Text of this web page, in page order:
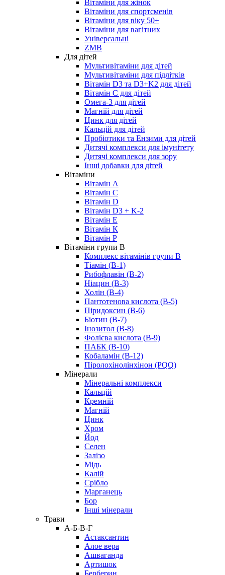
Вітаміни для жінок
Вітаміни для спортсменів
Вітаміни для віку 50+
Вітаміни для вагітних
Універсальні
ZMB
Для дітей
Мультивітаміни для дітей
Мультивітаміни для підлітків
Вітамін D3 та D3+K2 для дітей
Вітамін С для дітей
Омега-3 для дітей
Магній для дітей
Цинк для дітей
Кальцій для дітей
Пробіотики та Ензими для дітей
Дитячі комплекси для імунітету
Дитячі комплекси для зору
Інші добавки для дітей
Вітаміни
Вітамін А
Вітамін С
Вітамін D
Вітамін D3 + K-2
Вітамін Е
Вітамін К
Вітамін P
Вітаміни групи B
Комплекс вітамінів групи В
Тіамін (B-1)
Рибофлавін (В-2)
Ніацин (B-3)
Холін (В-4)
Пантотенова кислота (B-5)
Піридоксин (B-6)
Біотин (B-7)
Інозитол (B-8)
Фолієва кислота (B-9)
ПАБК (В-10)
Кобаламін (B-12)
Піролохінолінхінон (PQQ)
Мінерали
Мінеральні комплекси
Кальцій
Кремній
Магній
Цинк
Хром
Йод
Селен
Залізо
Мідь
Калій
Срібло
Марганець
Бор
Інші мінерали
Трави
А-Б-В-Г
Астаксантин
Алое вера
Ашваганда
Артишок
Берберин